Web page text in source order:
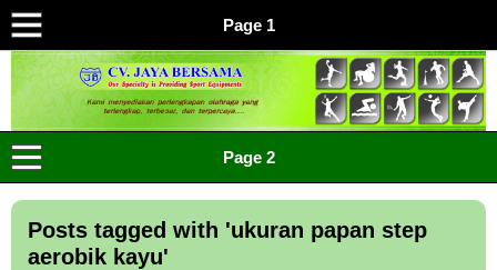
Page 1
CV JAYA BERSAMA Co Id
Menyediakan Semua Perlengkapan Olahraga Yang
Page 2
Posts tagged with 'ukuran papan step
aerobik kayu'